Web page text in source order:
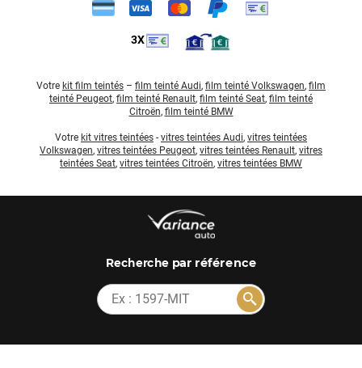
3X
Votre kit film teintés – film teinté Audi, film teinté Volkswagen, film
teinté Peugeot, film teinté Renault, film teinté Seat, film teinté
Citroën, film teinté BMW
Votre kit vitres teintées - vitres teintées Audi, vitres teintées
Volkswagen, vitres teintées Peugeot, vitres teintées Renault, vitres
teintées Seat, vitres teintées Citroën, vitres teintées BMW
Recherchepar référence